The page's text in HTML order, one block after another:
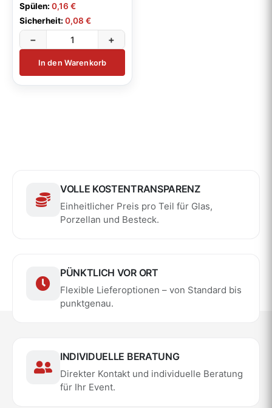
Spülen:0,16 €
Sicherheit:0,08 €
− +
In den Warenkorb
VOLLE KOSTENTRANSPARENZ
Einheitlicher Preis pro Teil für Glas,
Porzellan und Besteck.
PÜNKTLICH VOR ORT
Flexible Lieferoptionen – von Standard bis
punktgenau.
INDIVIDUELLE BERATUNG
Direkter Kontakt und individuelle Beratung
für Ihr Event.